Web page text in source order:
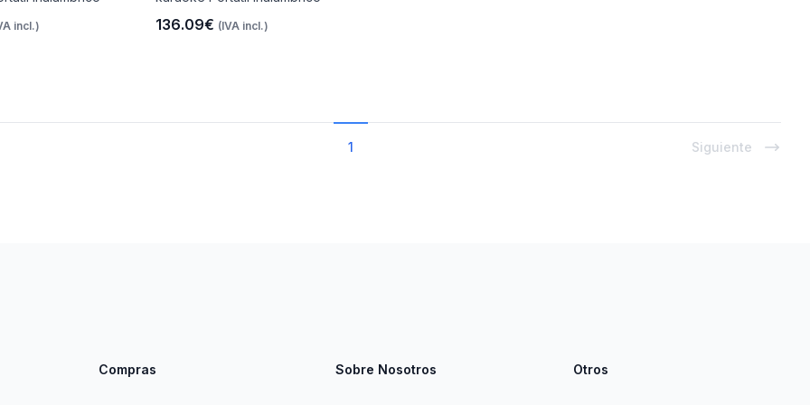
incl.) 136.09€ (IVA incl.)
1 Siguiente
Compras Sobre Nosotros Otros